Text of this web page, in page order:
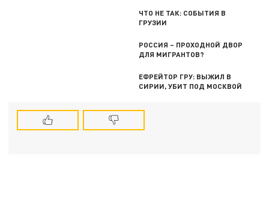
ЧТО НЕ ТАК: СОБЫТИЯ В
ГРУЗИИ
РОССИЯ – ПРОХОДНОЙ ДВОР
ДЛЯ МИГРАНТОВ?
ЕФРЕЙТОР ГРУ: ВЫЖИЛ В
СИРИИ, УБИТ ПОД МОСКВОЙ